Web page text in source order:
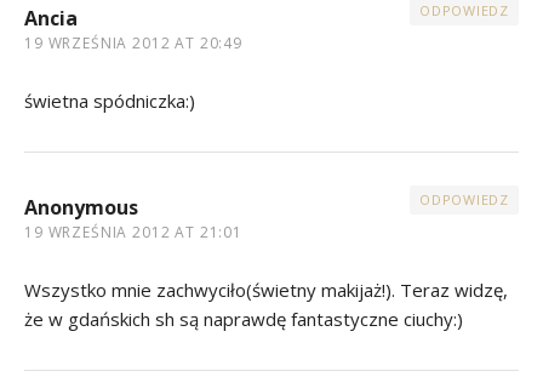
Ancia
19 WRZEŚNIA 2012 AT 20:49
ODPOWIEDZ
świetna spódniczka:)
Anonymous
19 WRZEŚNIA 2012 AT 21:01
ODPOWIEDZ
Wszystko mnie zachwyciło(świetny makijaż!). Teraz widzę,
że w gdańskich sh są naprawdę fantastyczne ciuchy:)